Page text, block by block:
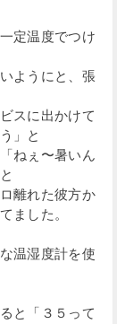
定温度でつけ
ようにと、張
スに出かけて
」と
ねぇ〜暑いん
離れた彼方か
ました。
温湿度計を使
と「３５って